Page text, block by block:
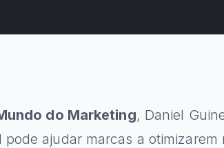
do Marketing, Daniel
ajudar marcas a otimizarem